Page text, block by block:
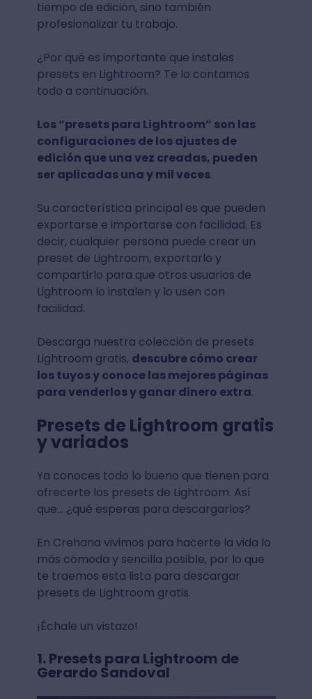
tiempo de edición, sino también
profesionalizar tu trabajo.
¿Por qué es importante que instales
presets en Lightroom? Te lo contamos
todo a continuación.
Los “presets para Lightroom” son las
configuraciones de los ajustes de
edición que una vez creadas, pueden
ser aplicadas una y mil veces.
Su característica principal es que pueden
exportarse e importarse con facilidad. Es
decir, cualquier persona puede crear un
preset de Lightroom, exportarlo y
compartirlo para que otros usuarios de
Lightroom lo instalen y lo usen con
facilidad.
Descarga nuestra colección de presets
Lightroom gratis, descubre cómo crear
los tuyos y conoce las mejores páginas
para venderlos y ganar dinero extra.
Presets de Lightroom gratis
y variados
Ya conoces todo lo bueno que tienen para
ofrecerte los presets de Lightroom. Así
que… ¿qué esperas para descargarlos?
En Crehana vivimos para hacerte la vida lo
más cómoda y sencilla posible, por lo que
te traemos esta lista para descargar
presets de Lightroom gratis.
¡Échale un vistazo!
1. Presets para Lightroom de
Gerardo Sandoval